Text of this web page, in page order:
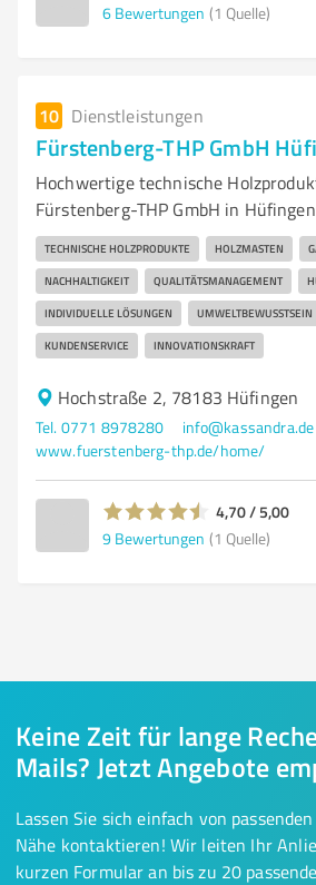
6 Bewertungen (1 Quelle)
10 Dienstleistungen
Fürstenberg-THP GmbH
Hochwertige technische
Fürstenberg-THP GmbH in Hüfingen
TECHNISCHE HOLZPRODUKTE HOLZMASTEN
NACHHALTIGKEIT QUALITÄTSMANAGEMENT
INDIVIDUELLE LÖSUNGEN UMWELTBEWUSSTSEIN
KUNDENSERVICE INNOVATIONSKRAFT
Hochstraße 2, 78183 Hüfingen
Tel. 0771 8978280
info@kassandra.de
www.fuerstenberg-thp.de/home/
4,70 / 5,00
9 Bewertungen (1 Quelle)
Keine Zeit für lange
Mails? Jetzt Angebote
Lassen Sie sich einfach von
Nähe kontaktieren! Wir leiten Ihr
kurzen Formular an bis zu 20